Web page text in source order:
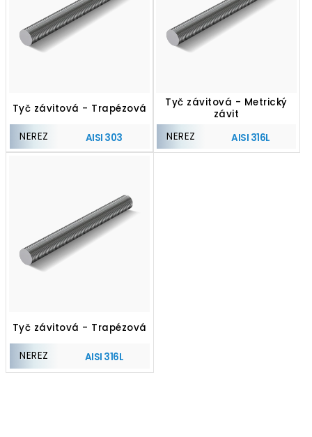
Tyč závitová - Trapézová
NEREZ AISI 303
Tyč závitová - Metrický
závit
NEREZ
AISI 316L
Tyč závitová - Trapézová
NEREZ AISI 316L